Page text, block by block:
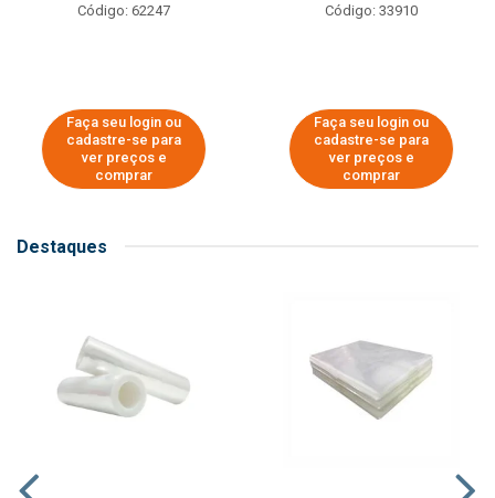
Código: 62247
Faça seu login ou
cadastre-se para
ver preços e
comprar
Código: 33910
Faça seu login ou
cadastre-se para
ver preços e
comprar
Destaques